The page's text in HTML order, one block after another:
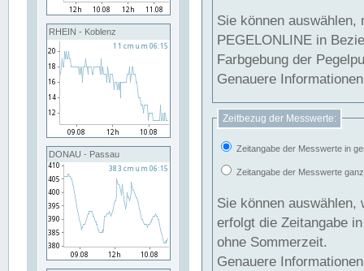
RHEIN - Koblenz
DONAU - Passau
Sie können
PEGELONLINE in Beziehung
Farbgebung der
Genauere
Zeitbezug der Messwerte:
Zeitangabe der Messwerte in
Zeitangabe der Messwerte
Sie können auswählen,
erfolgt die Zeitangabe
ohne Sommerzeit.
Genauere